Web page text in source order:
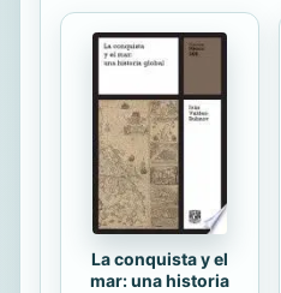
observar
entender
síntoma o
la medicina
progreso
salud lo
La conquista y el
mar: una historia